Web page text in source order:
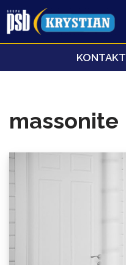
Przejdź
do
KONTAKT
massonite